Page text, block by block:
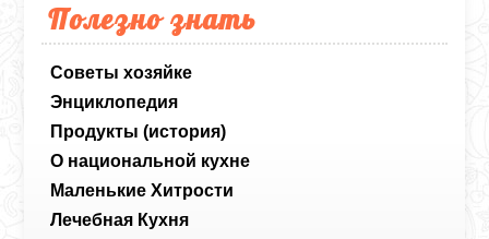
Полезно знать
Советы хозяйке
Энциклопедия
Продукты (история)
О национальной кухне
Маленькие Хитрости
Лечебная Кухня